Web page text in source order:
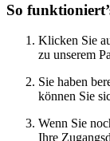
So
Klicken Sie
zu unserem
Sie haben
können Sie
Wenn Sie
Ihre